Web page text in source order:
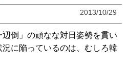
2013/10/29
倒」の頑なな対日姿勢を貫い
に陥っているのは、むしろ韓